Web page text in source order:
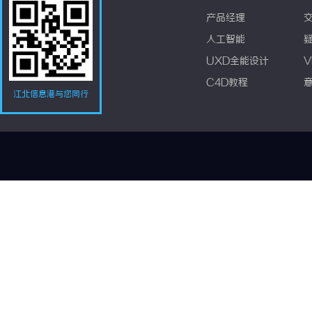
江北信息港与您同行
产品经理
人工智能
UXD全能设计
C4D教程